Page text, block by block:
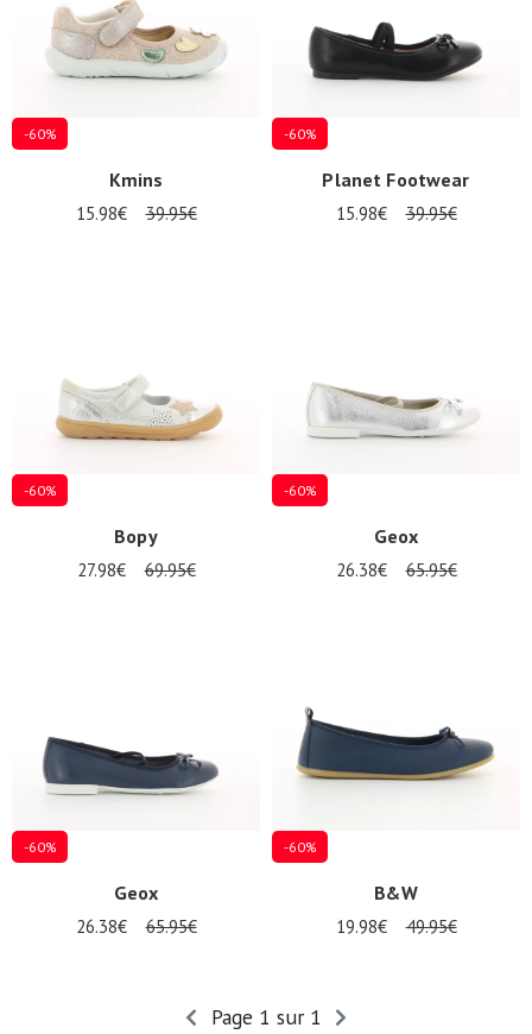
-60%
Kmins
15.98€ 39.95€
-60%
Planet Footwear
15.98€ 39.95€
-60%
Bopy
27.98€ 69.95€
-60%
Geox
26.38€ 65.95€
-60%
Geox
26.38€ 65.95€
-60%
B&W
19.98€ 49.95€
Page 1 sur 1